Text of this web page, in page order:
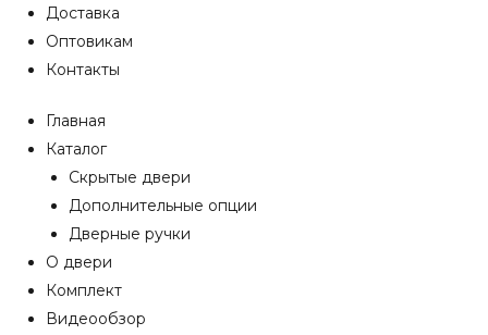
Доставка
Оптовикам
Контакты
Главная
Каталог
Скрытые двери
Дополнительные опции
Дверные ручки
О двери
Комплект
Видеообзор